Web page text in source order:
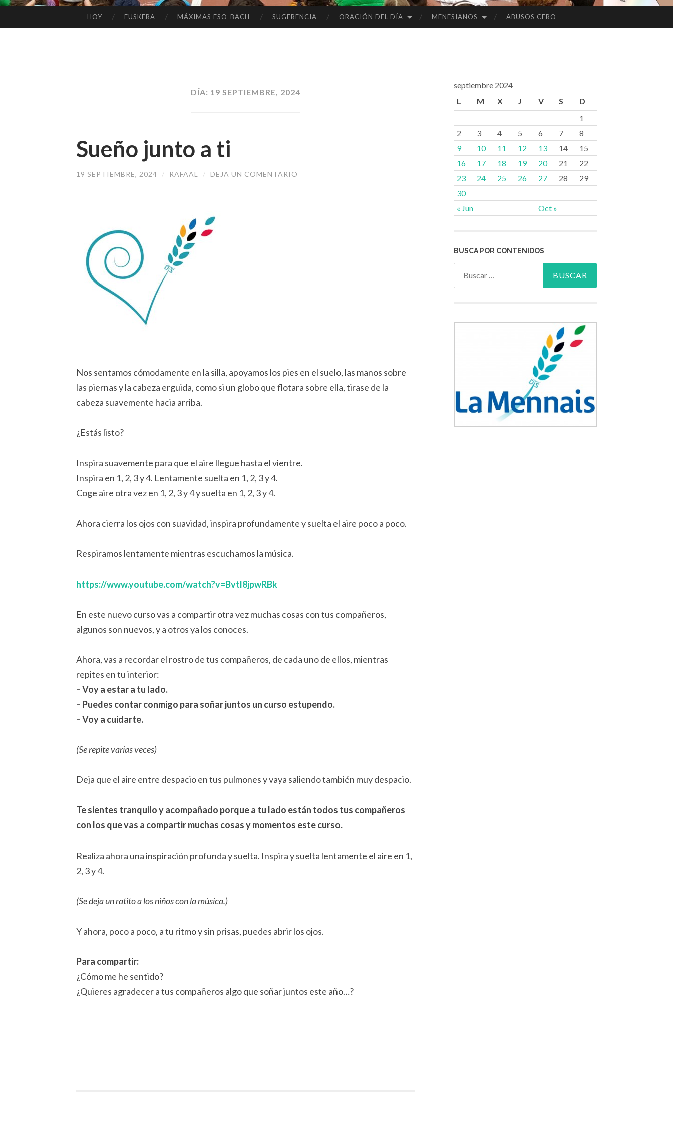
AL
HOY EUSKERA MÁXIMAS ESO-BACH SUGERENCIA ORACIÓN DEL DÍA MENESIANOS ABUSOS CERO
DÍA: 19 SEPTIEMBRE, 2024
Sueño junto a ti
19 SEPTIEMBRE, 2024 / RAFAAL / DEJA UN COMENTARIO
Nos sentamos cómodamente en la silla, apoyamos los pies en el suelo, las manos sobre
las piernas y la cabeza erguida, como si un globo que flotara sobre ella, tirase de la
cabeza suavemente hacia arriba.
¿Estás listo?
Inspira suavemente para que el aire llegue hasta el vientre.
Inspira en 1, 2, 3 y 4. Lentamente suelta en 1, 2, 3 y 4.
Coge aire otra vez en 1, 2, 3 y 4 y suelta en 1, 2, 3 y 4.
Ahora cierra los ojos con suavidad, inspira profundamente y suelta el aire poco a poco.
Respiramos lentamente mientras escuchamos la música.
https://www.youtube.com/watch?v=Bvtl8jpwRBk
En este nuevo curso vas a compartir otra vez muchas cosas con tus compañeros,
algunos son nuevos, y a otros ya los conoces.
Ahora, vas a recordar el rostro de tus compañeros, de cada uno de ellos, mientras
repites en tu interior:
– Voy a estar a tu lado.
– Puedes contar conmigo para soñar juntos un curso estupendo.
– Voy a cuidarte.
(Se repite varias veces)
Deja que el aire entre despacio en tus pulmones y vaya saliendo también muy despacio.
Te sientes tranquilo y acompañado porque a tu lado están todos tus compañeros
con los que vas a compartir muchas cosas y momentos este curso.
Realiza ahora una inspiración profunda y suelta. Inspira y suelta lentamente el aire en 1,
2, 3 y 4.
(Se deja un ratito a los niños con la música.)
Y ahora, poco a poco, a tu ritmo y sin prisas, puedes abrir los ojos.
Para compartir:
¿Cómo me he sentido?
¿Quieres agradecer a tus compañeros algo que soñar juntos este año…?
septiembre 2024
L
M X J V S D
« Jun Oct »
1
2
3 4 5 6 7
8
9
10 11 12 13 14
15
16
17 18 19 20 21
22
23
24 25 26 27 28
29
30
BUSCA POR CONTENIDOS